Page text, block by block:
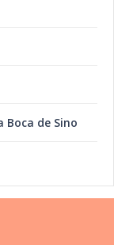
Boca de Sino